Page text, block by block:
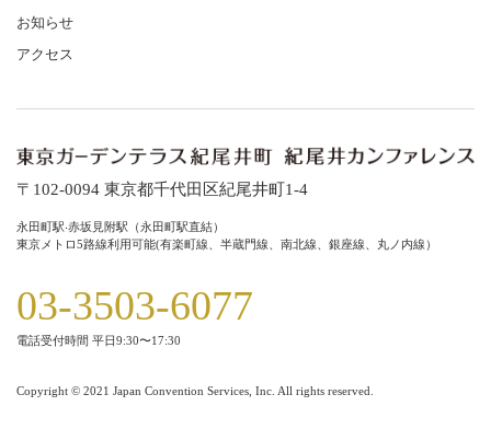
お知らせ
アクセス
〒102-0094 東京都千代⽥区紀尾井町1-4
永⽥町駅‧⾚坂⾒附駅（永⽥町駅直結）
東京メトロ5路線利⽤可能(有楽町線、半蔵⾨線、南北線、銀座線、丸ノ内線）
03-3503-6077
電話受付時間 平⽇9:30〜17:30
Copyright © 2021 Japan Convention Services, Inc. All rights reserved.